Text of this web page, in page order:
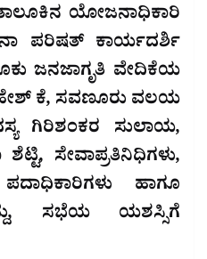
ಯೋಜನಾಧಿಕಾರಿ
ಪರಿಷತ್ ಕಾರ್ಯದರ್ಶಿ
ಜನಜಾಗೃತಿ ವೇದಿಕೆಯ
ಕೆ, ಸವಣೂರು ವಲಯ
ಗಿರಿಶಂಕರ ಸುಲಾಯ,
ಸೇವಾಪ್ರತಿನಿಧಿಗಳು,
ಹಾಗೂ
ಸಭೆಯ ಯಶಸ್ಸಿಗೆ